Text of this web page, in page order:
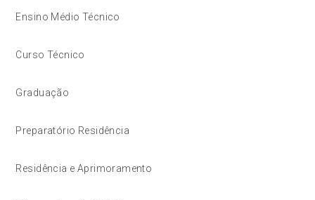
Ensino Médio Técnico
Curso Técnico
Graduação
Preparatório Residência
Residência e Aprimoramento